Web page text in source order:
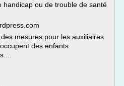
handicap ou de trouble de santé
mesures pour les auxiliaires
des enfants